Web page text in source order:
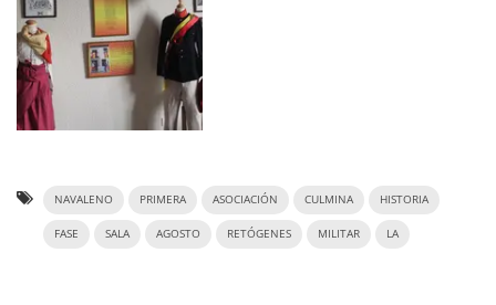
NAVALENO PRIMERA ASOCIACIÓN CULMINA HISTORIA
FASE SALA AGOSTO RETÓGENES MILITAR LA